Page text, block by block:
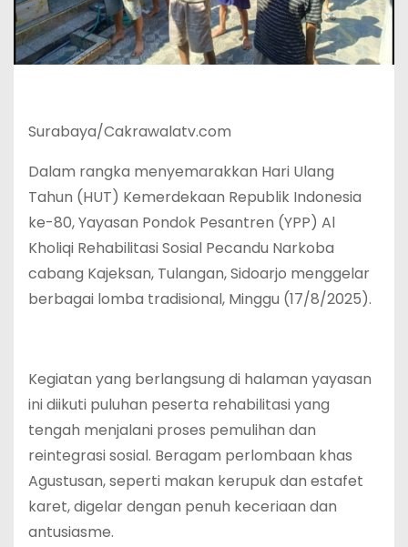
Surabaya/Cakrawalatv.com
Dalam rangka menyemarakkan Hari Ulang
Tahun (HUT) Kemerdekaan Republik Indonesia
ke-80, Yayasan Pondok Pesantren (YPP) Al
Kholiqi Rehabilitasi Sosial Pecandu Narkoba
cabang Kajeksan, Tulangan, Sidoarjo menggelar
berbagai lomba tradisional, Minggu (17/8/2025).
Kegiatan yang berlangsung di halaman yayasan
ini diikuti puluhan peserta rehabilitasi yang
tengah menjalani proses pemulihan dan
reintegrasi sosial. Beragam perlombaan khas
Agustusan, seperti makan kerupuk dan estafet
karet, digelar dengan penuh keceriaan dan
antusiasme.